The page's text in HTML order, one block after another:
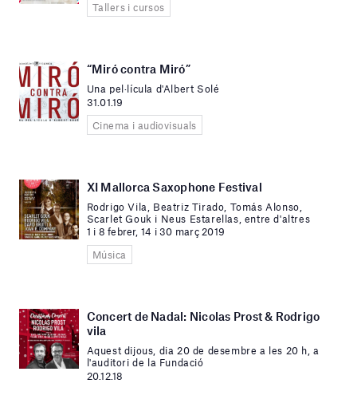
Tallers i cursos
“Miró contra Miró”
Una pel·lícula d'Albert Solé
31.01.19
Cinema i audiovisuals
XI Mallorca Saxophone Festival
Rodrigo Vila, Beatriz Tirado, Tomás Alonso,
Scarlet Gouk i Neus Estarellas, entre d'altres
1 i 8 febrer, 14 i 30 març 2019
Música
Concert de Nadal: Nicolas Prost & Rodrigo
vila
Aquest dijous, dia 20 de desembre a les 20 h, a
l'auditori de la Fundació
20.12.18